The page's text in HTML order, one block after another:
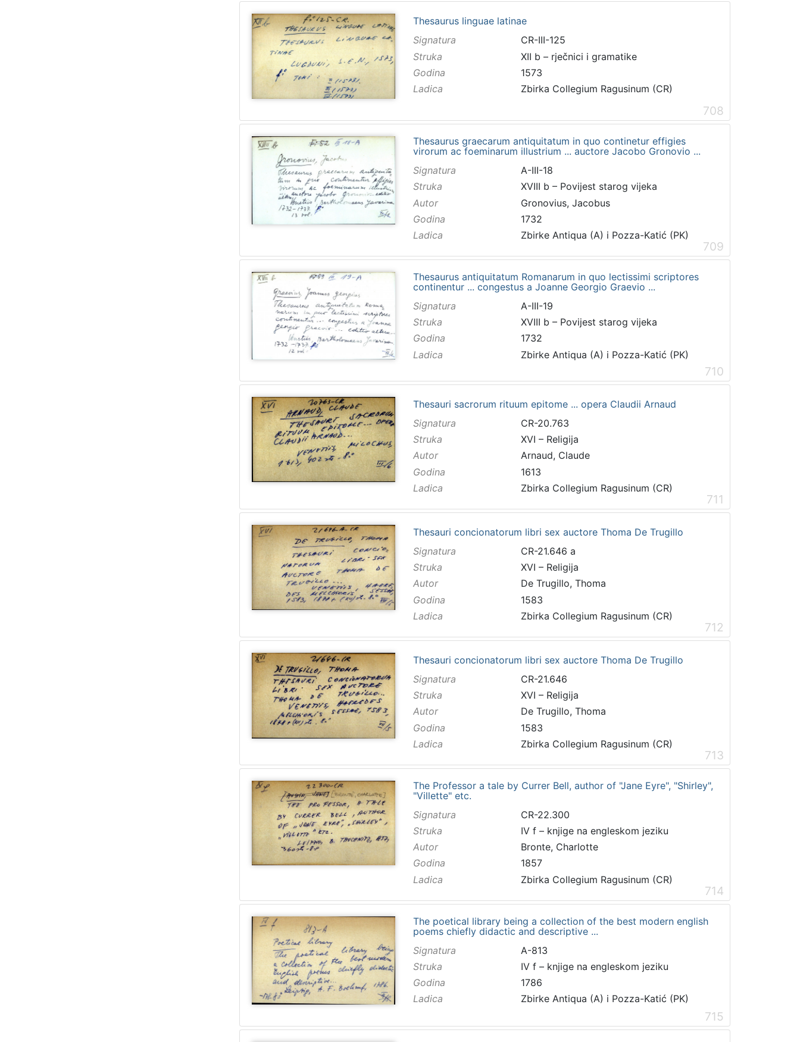
Thesaurus linguae latinae
Signatura
CR-III-125
Struka
XII b – rječnici i gramatike
Godina
1573
Ladica
Zbirka Collegium Ragusinum (CR)
708
Thesaurus graecarum antiquitatum in quo continetur effigies
virorum ac foeminarum illustrium ... auctore Jacobo Gronovio ...
Signatura
A-III-18
Struka
XVIII b – Povijest starog vijeka
Autor
Gronovius, Jacobus
Godina
1732
Ladica
Zbirke Antiqua (A) i Pozza-Katić (PK)
709
Thesaurus antiquitatum Romanarum in quo lectissimi scriptores
continentur ... congestus a Joanne Georgio Graevio ...
Signatura
A-III-19
Struka
XVIII b – Povijest starog vijeka
Godina
1732
Ladica
Zbirke Antiqua (A) i Pozza-Katić (PK)
710
Thesauri sacrorum rituum epitome ... opera Claudii Arnaud
Signatura
CR-20.763
Struka
XVI – Religija
Autor
Arnaud, Claude
Godina
1613
Ladica
Zbirka Collegium Ragusinum (CR)
711
Thesauri concionatorum libri sex auctore Thoma De Trugillo
Signatura
CR-21.646 a
Struka
XVI – Religija
Autor
De Trugillo, Thoma
Godina
1583
Ladica
Zbirka Collegium Ragusinum (CR)
712
Thesauri concionatorum libri sex auctore Thoma De Trugillo
Signatura
CR-21.646
Struka
XVI – Religija
Autor
De Trugillo, Thoma
Godina
1583
Ladica
Zbirka Collegium Ragusinum (CR)
713
The Professor a tale by Currer Bell, author of "Jane Eyre", "Shirley",
"Villette" etc.
Signatura
CR-22.300
Struka
IV f – knjige na engleskom jeziku
Autor
Bronte, Charlotte
Godina
1857
Ladica
Zbirka Collegium Ragusinum (CR)
714
The poetical library being a collection of the best modern english
poems chiefly didactic and descriptive ...
Signatura
A-813
Struka
IV f – knjige na engleskom jeziku
Godina
1786
Ladica
Zbirke Antiqua (A) i Pozza-Katić (PK)
715